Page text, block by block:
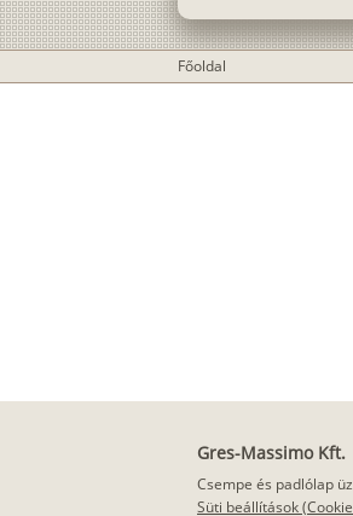
Főoldal
Gres-Massimo Kft.
Csempe és padlólap
Süti beállítások